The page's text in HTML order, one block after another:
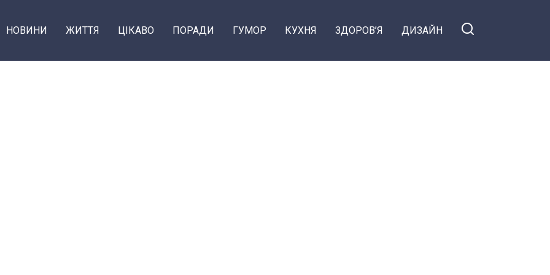
НОВИНИ ЖИТТЯ ЦІКАВО ПОРАДИ ГУМОР КУХНЯ ЗДОРОВ’Я ДИЗАЙН